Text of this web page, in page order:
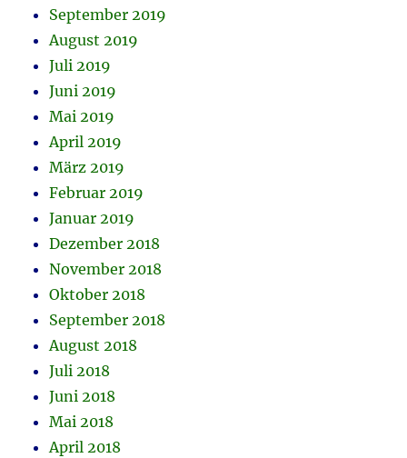
September 2019
August 2019
Juli 2019
Juni 2019
Mai 2019
April 2019
März 2019
Februar 2019
Januar 2019
Dezember 2018
November 2018
Oktober 2018
September 2018
August 2018
Juli 2018
Juni 2018
Mai 2018
April 2018